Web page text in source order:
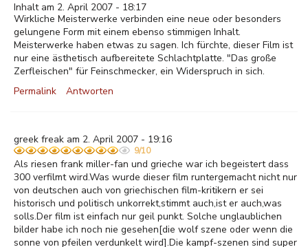
Inhalt am 2. April 2007 - 18:17
Wirkliche Meisterwerke verbinden eine neue oder besonders
gelungene Form mit einem ebenso stimmigen Inhalt.
Meisterwerke haben etwas zu sagen. Ich fürchte, dieser Film ist
nur eine ästhetisch aufbereitete Schlachtplatte. "Das große
Zerfleischen" für Feinschmecker, ein Widerspruch in sich.
Permalink
Antworten
greek freak am 2. April 2007 - 19:16
9/10
Als riesen frank miller-fan und grieche war ich begeistert dass
300 verfilmt wird.Was wurde dieser film runtergemacht nicht nur
von deutschen auch von griechischen film-kritikern er sei
historisch und politisch unkorrekt,stimmt auch,ist er auch,was
solls.Der film ist einfach nur geil punkt. Solche unglaublichen
bilder habe ich noch nie gesehen[die wolf szene oder wenn die
sonne von pfeilen verdunkelt wird].Die kampf-szenen sind super